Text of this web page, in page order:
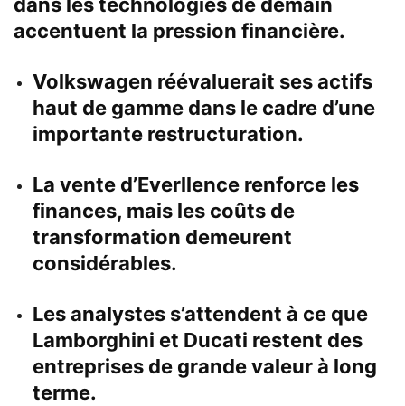
dans les technologies de demain
accentuent la pression financière.
Volkswagen réévaluerait ses actifs
haut de gamme dans le cadre d’une
importante restructuration.
La vente d’Everllence renforce les
finances, mais les coûts de
transformation demeurent
considérables.
Les analystes s’attendent à ce que
Lamborghini et Ducati restent des
entreprises de grande valeur à long
terme.